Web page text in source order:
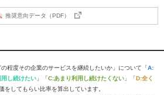
推奨意向データ（PDF）
程度その企業のサービスを継続したいか」について「A:
し続けたい 」「C:あまり利用し続けたくない 」「D:全く
をしてもらい比率を算出しています。